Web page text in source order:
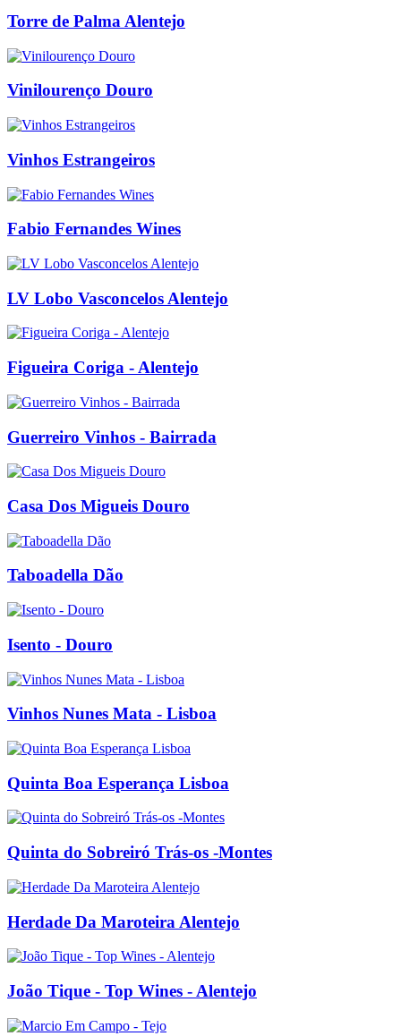
Torre de Palma Alentejo
Vinilourenço Douro
Vinhos Estrangeiros
Fabio Fernandes Wines
LV Lobo Vasconcelos Alentejo
Figueira Coriga - Alentejo
Guerreiro Vinhos - Bairrada
Casa Dos Migueis Douro
Taboadella Dão
Isento - Douro
Vinhos Nunes Mata - Lisboa
Quinta Boa Esperança Lisboa
Quinta do Sobreiró Trás-os -Montes
Herdade Da Maroteira Alentejo
João Tique - Top Wines - Alentejo